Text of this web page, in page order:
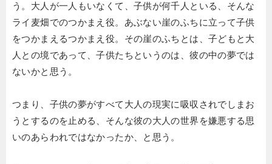
う。大人が一人もいなくて、子供が何千人といる、そんな
ライ麦畑でのつかまえ役。あぶない崖のふちに立って子供
をつかまえるつかまえ役。その崖のふちとは、子どもと大
人との境であって、子供たちというのは、彼の中の夢では
ないかと思う。
つまり、子供の夢がすべて大人の現実に吸収されでしまお
うとするのを止める、そんな彼の大人の世界を嫌悪する思
いのあらわれではなかったか、と思う。